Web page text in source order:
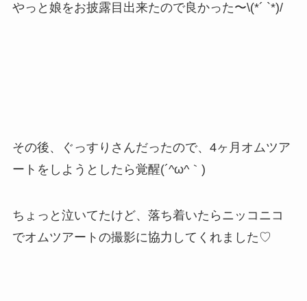
やっと娘をお披露目出来たので良かった〜\(*´ `*)/
その後、ぐっすりさんだったので、4ヶ月オムツア
ートをしようとしたら覚醒(´^ω^｀)
ちょっと泣いてたけど、落ち着いたらニッコニコ
でオムツアートの撮影に協力してくれました♡